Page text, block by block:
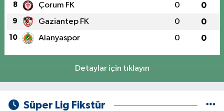
8 Çorum FK 0 0
9 Gaziantep FK 0 0
10 Alanyaspor 0 0
Detaylar için tıklayın
Süper Lig Fikstür